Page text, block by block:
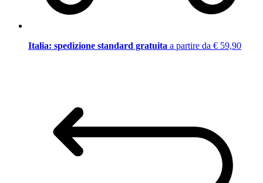
Italia: spedizione standard gratuita a partire da € 59,90